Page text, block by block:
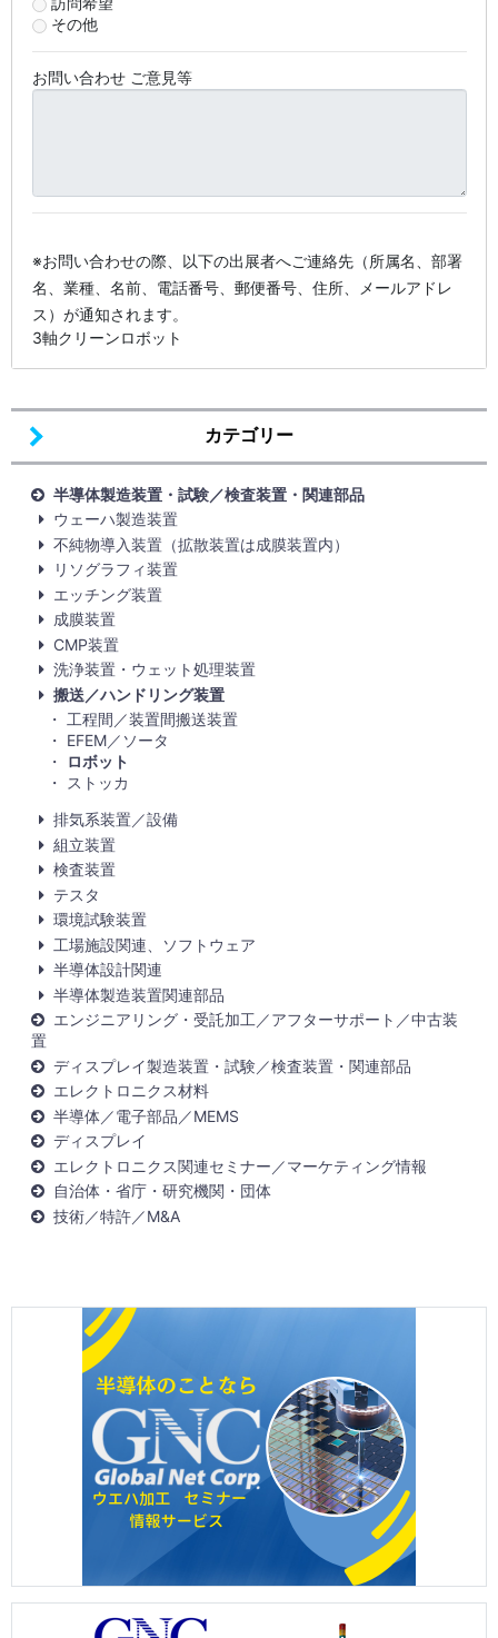
カテゴリー
半導体製造装置・試験／検査装置・関連部品
ウェーハ製造装置
不純物導入装置（拡散装置は成膜装置内）
リソグラフィ装置
エッチング装置
成膜装置
CMP装置
洗浄装置・ウェット処理装置
搬送／ハンドリング装置
工程間／装置間搬送装置
EFEM／ソータ
ロボット
ストッカ
排気系装置／設備
組立装置
検査装置
テスタ
環境試験装置
工場施設関連、ソフトウェア
半導体設計関連
半導体製造装置関連部品
エンジニアリング・受託加工／アフターサポート／中古装
置
ディスプレイ製造装置・試験／検査装置・関連部品
エレクトロニクス材料
半導体／電子部品／MEMS
ディスプレイ
エレクトロニクス関連セミナー／マーケティング情報
自治体・省庁・研究機関・団体
技術／特許／M&A
その他
お問い合わせ ご意見等
※お問い合わせの際、以下の出展者へご連絡先（所属名、部署
名、業種、名前、電話番号、郵便番号、住所、メールアドレ
ス）が通知されます。
3軸クリーンロボット